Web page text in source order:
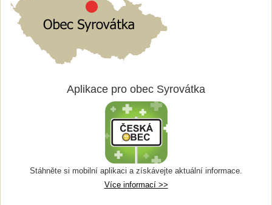
Aplikace pro obec Syrovátka
Stáhněte si mobilní aplikaci a získávejte aktuální informace.
Více informací >>